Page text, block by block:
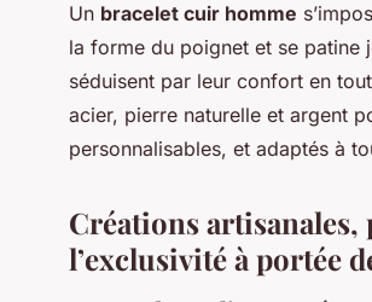
Un bracelet cuir homme
la forme du poignet et se patine
séduisent par leur confort en
acier, pierre naturelle et argent
personnalisables, et adaptés à
Créations
l’exclusivité à portée